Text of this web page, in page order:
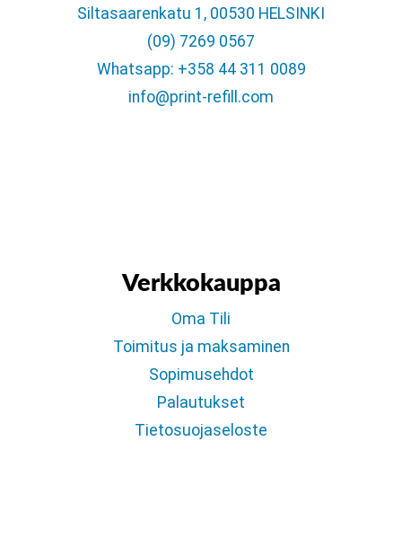
Siltasaarenkatu 1, 00530 HELSINKI
(09) 7269 0567
Whatsapp: +358 44 311 0089
info@print-refill.com
Verkkokauppa
Oma Tili
Toimitus ja maksaminen
Sopimusehdot
Palautukset
Tietosuojaseloste